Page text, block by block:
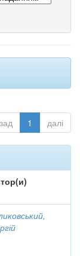
1 далі